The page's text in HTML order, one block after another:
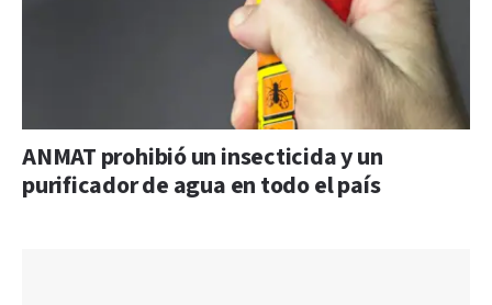
ANMAT prohibió un insecticida y un
purificador de agua en todo el país